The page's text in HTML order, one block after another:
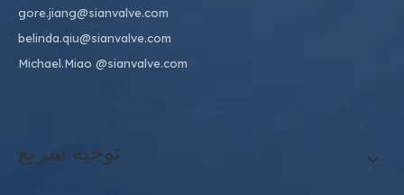
gore.jiang@sianvalve.com
belinda.qiu@sianvalve.com
Michael.Miao @sianvalve.com
توجيه سريع